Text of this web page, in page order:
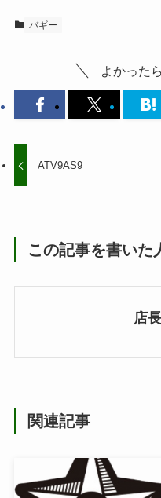
バギー
よかった
ATV9AS9
この記事を書いた
店
関連記事